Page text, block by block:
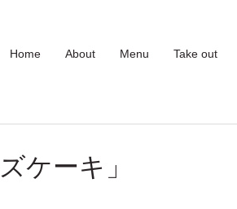
Home About Menu Take out
ケーキ」